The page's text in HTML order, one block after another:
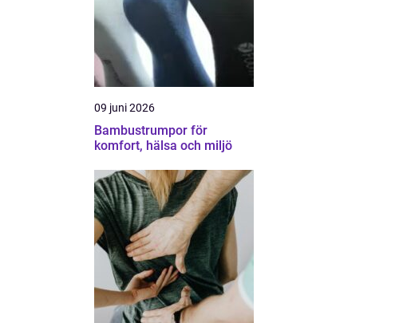
09 juni 2026
Bambustrumpor för
komfort, hälsa och miljö